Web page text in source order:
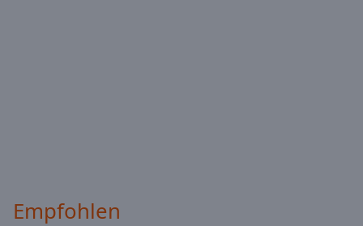
Empfohlen